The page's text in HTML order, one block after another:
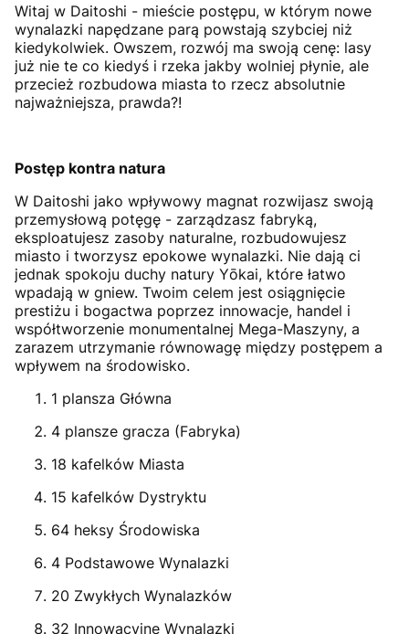
Witaj w Daitoshi - mieście postępu, w którym nowe
wynalazki napędzane parą powstają szybciej niż
kiedykolwiek. Owszem, rozwój ma swoją cenę: lasy
już nie te co kiedyś i rzeka jakby wolniej płynie, ale
przecież rozbudowa miasta to rzecz absolutnie
najważniejsza, prawda?!
Postęp kontra natura
W Daitoshi jako wpływowy magnat rozwijasz swoją
przemysłową potęgę - zarządzasz fabryką,
eksploatujesz zasoby naturalne, rozbudowujesz
miasto i tworzysz epokowe wynalazki. Nie dają ci
jednak spokoju duchy natury Yōkai, które łatwo
wpadają w gniew. Twoim celem jest osiągnięcie
prestiżu i bogactwa poprzez innowacje, handel i
współtworzenie monumentalnej Mega-Maszyny, a
zarazem utrzymanie równowagę między postępem a
wpływem na środowisko.
1 plansza Główna
4 plansze gracza (Fabryka)
18 kafelków Miasta
15 kafelków Dystryktu
64 heksy Środowiska
4 Podstawowe Wynalazki
20 Zwykłych Wynalazków
32 Innowacyjne Wynalazki